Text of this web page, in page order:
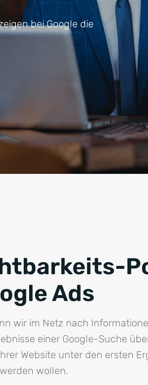
bei Google die
Ads
wir im Netz nach
einer Google-Suche
Website unter den ersten
wollen.